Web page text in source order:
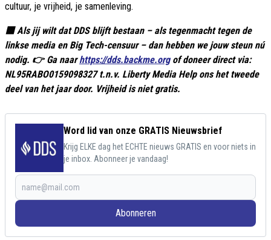
cultuur, je vrijheid, je samenleving.
🟥 Als jij wilt dat DDS blijft bestaan – als tegenmacht tegen de
linkse media en Big Tech-censuur – dan hebben we jouw steun nú
nodig. 👉 Ga naarhttps://dds.backme.orgof doneer direct via:
NL95RABO0159098327 t.n.v. Liberty Media Help ons het tweede
deel van het jaar door. Vrijheid is niet gratis.
Word lid van onze GRATIS Nieuwsbrief
Krijg ELKE dag het ECHTE nieuws GRATIS en voor niets in
je inbox. Abonneer je vandaag!
Abonneren